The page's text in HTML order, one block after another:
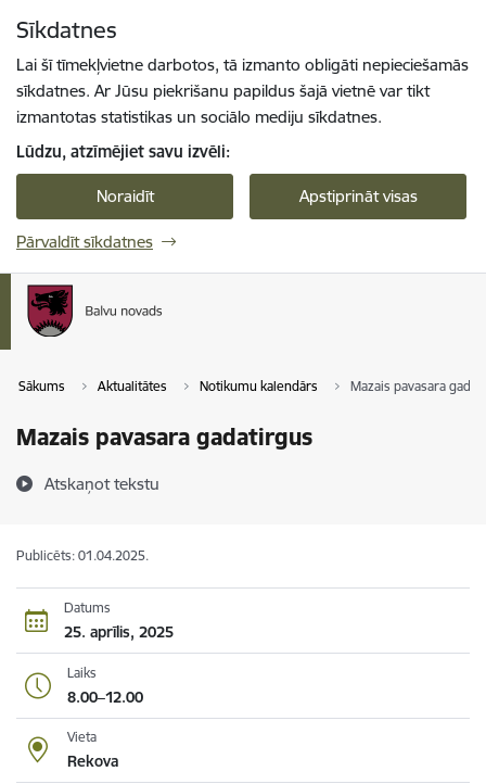
Sīkdatnes
Lai šī tīmekļvietne darbotos, tā izmanto obligāti nepieciešamās
sīkdatnes. Ar Jūsu piekrišanu papildus šajā vietnē var tikt
izmantotas statistikas un sociālo mediju sīkdatnes.
Lūdzu, atzīmējiet savu izvēli:
Noraidīt Apstiprināt visas
Pārvaldīt sīkdatnes
Sākums Aktualitātes Notikumu kalendārs Mazais pavasara
Mazais pavasara gadatirgus
Atskaņot tekstu
Publicēts: 01.04.2025.
Datums
25. aprīlis, 2025
Laiks
8.00–12.00
Vieta
Rekova